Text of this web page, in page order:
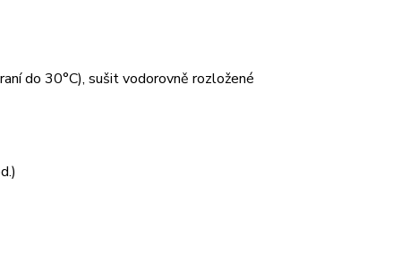
do 30°C), sušit vodorovně rozložené